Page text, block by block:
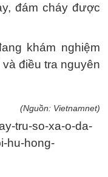
đám cháy được
khám nghiệm
điều tra nguyên
(Nguồn: Vietnamnet)
tru-so-xa-o-da-
hu-hong-